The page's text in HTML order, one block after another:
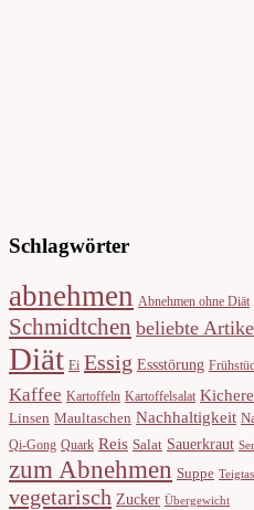
Schlagwörter
abnehmen Abnehmen ohne Diät
Schmidtchen beliebte
Diät Ei Essig Essstörung
Kaffee Kartoffeln Kartoffelsalat
Linsen Maultaschen Nachhaltigkeit
Qi-Gong Quark Reis Salat Sauerkraut
zum Abnehmen Suppe
vegetarisch Zucker Übergewicht